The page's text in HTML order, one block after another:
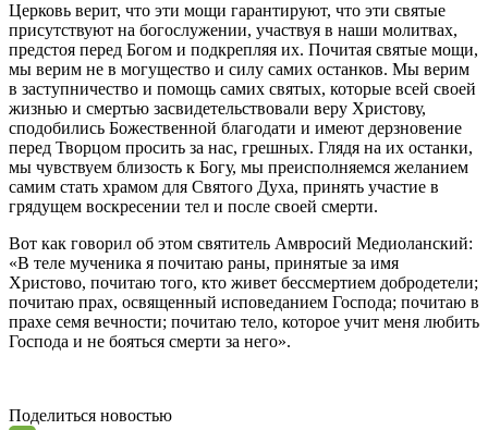
Церковь верит, что эти мощи гарантируют, что эти святые
присутствуют на богослужении, участвуя в наши молитвах,
предстоя перед Богом и подкрепляя их. Почитая святые мощи,
мы верим не в могущество и силу самих останков. Мы верим
в заступничество и помощь самих святых, которые всей своей
жизнью и смертью засвидетельствовали веру Христову,
сподобились Божественной благодати и имеют дерзновение
перед Творцом просить за нас, грешных. Глядя на их останки,
мы чувствуем близость к Богу, мы преисполняемся желанием
самим стать храмом для Святого Духа, принять участие в
грядущем воскресении тел и после своей смерти.
Вот как говорил об этом святитель Амвросий Медиоланский:
«В теле мученика я почитаю раны, принятые за имя
Христово, почитаю того, кто живет бессмертием добродетели;
почитаю прах, освященный исповеданием Господа; почитаю в
прахе семя вечности; почитаю тело, которое учит меня любить
Господа и не бояться смерти за него».
Поделиться новостью